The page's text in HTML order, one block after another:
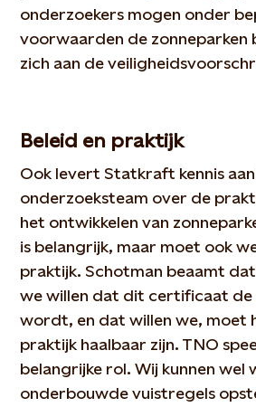
onderzoekers mogen onder
voorwaarden de zonneparken
zich aan de
Beleid en praktijk
Ook levert Statkraft kennis
onderzoeksteam over de
het ontwikkelen van
is belangrijk, maar moet ook
praktijk. Schotman beaamt
we willen dat dit certificaat de
wordt, en dat willen we, moet
praktijk haalbaar zijn. TNO
belangrijke rol. Wij kunnen wel
onderbouwde vuistregels